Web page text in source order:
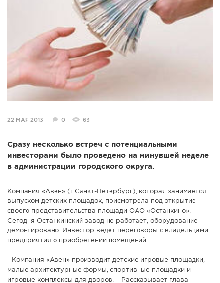
СПРАВКА
КАМЕРЫ
КОНКУРСЫ
СТАТЬИ
ГОЛОСОВАНИЯ
ПРЕДЛОЖИТЬ НОВОСТЬ
22 МАЯ 2013 0 63
Сразу несколько встреч с потенциальными
инвесторами было проведено на минувшей неделе
в администрации городского округа.
Компания «Авен» (г.Санкт-Петербург), которая занимается
выпуском детских площадок, присмотрела под открытие
своего представительства площади ОАО «Останкино».
Сегодня Останкинский завод не работает, оборудование
демонтировано. Инвестор ведет переговоры с владельцами
предприятия о приобретении помещений.
- Компания «Авен» производит детские игровые площадки,
малые архитектурные формы, спортивные площадки и
игровые комплексы для дворов. – Рассказывает глава